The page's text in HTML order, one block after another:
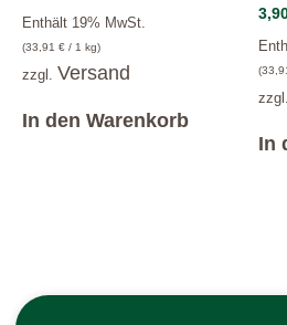
Enthält 19% MwSt.
(33,91 € / 1 kg)
zzgl. Versand
In den Warenkorb
(
zzgl.
In